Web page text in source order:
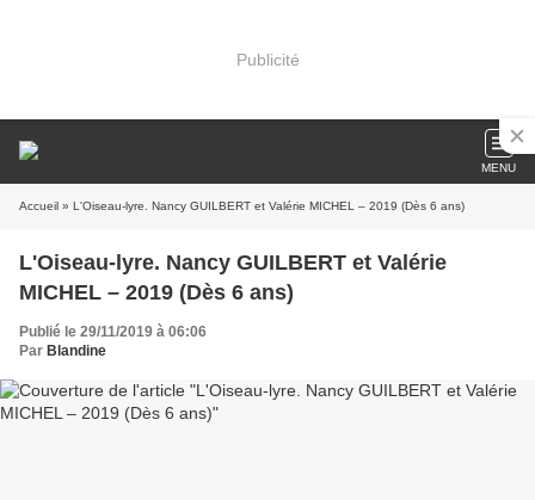
Publicité
MENU
Accueil » L'Oiseau-lyre. Nancy GUILBERT et Valérie MICHEL – 2019 (Dès 6 ans)
L'Oiseau-lyre. Nancy GUILBERT et Valérie
MICHEL – 2019 (Dès 6 ans)
Publié le 29/11/2019 à 06:06
Par Blandine